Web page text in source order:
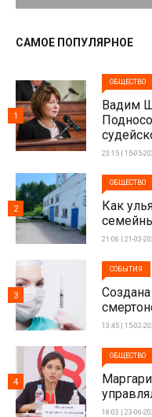
САМОЕ ПОПУЛЯРНОЕ
ОБЩЕСТВО
Вадим
23:15 | 15-05-
1
ОБЩЕСТВО
Как
21:06 | 21-03-
2
СОБЫТИЯ
13:45 | 15-02-
3
ОБЩЕСТВО
18:03 | 23-06-
4